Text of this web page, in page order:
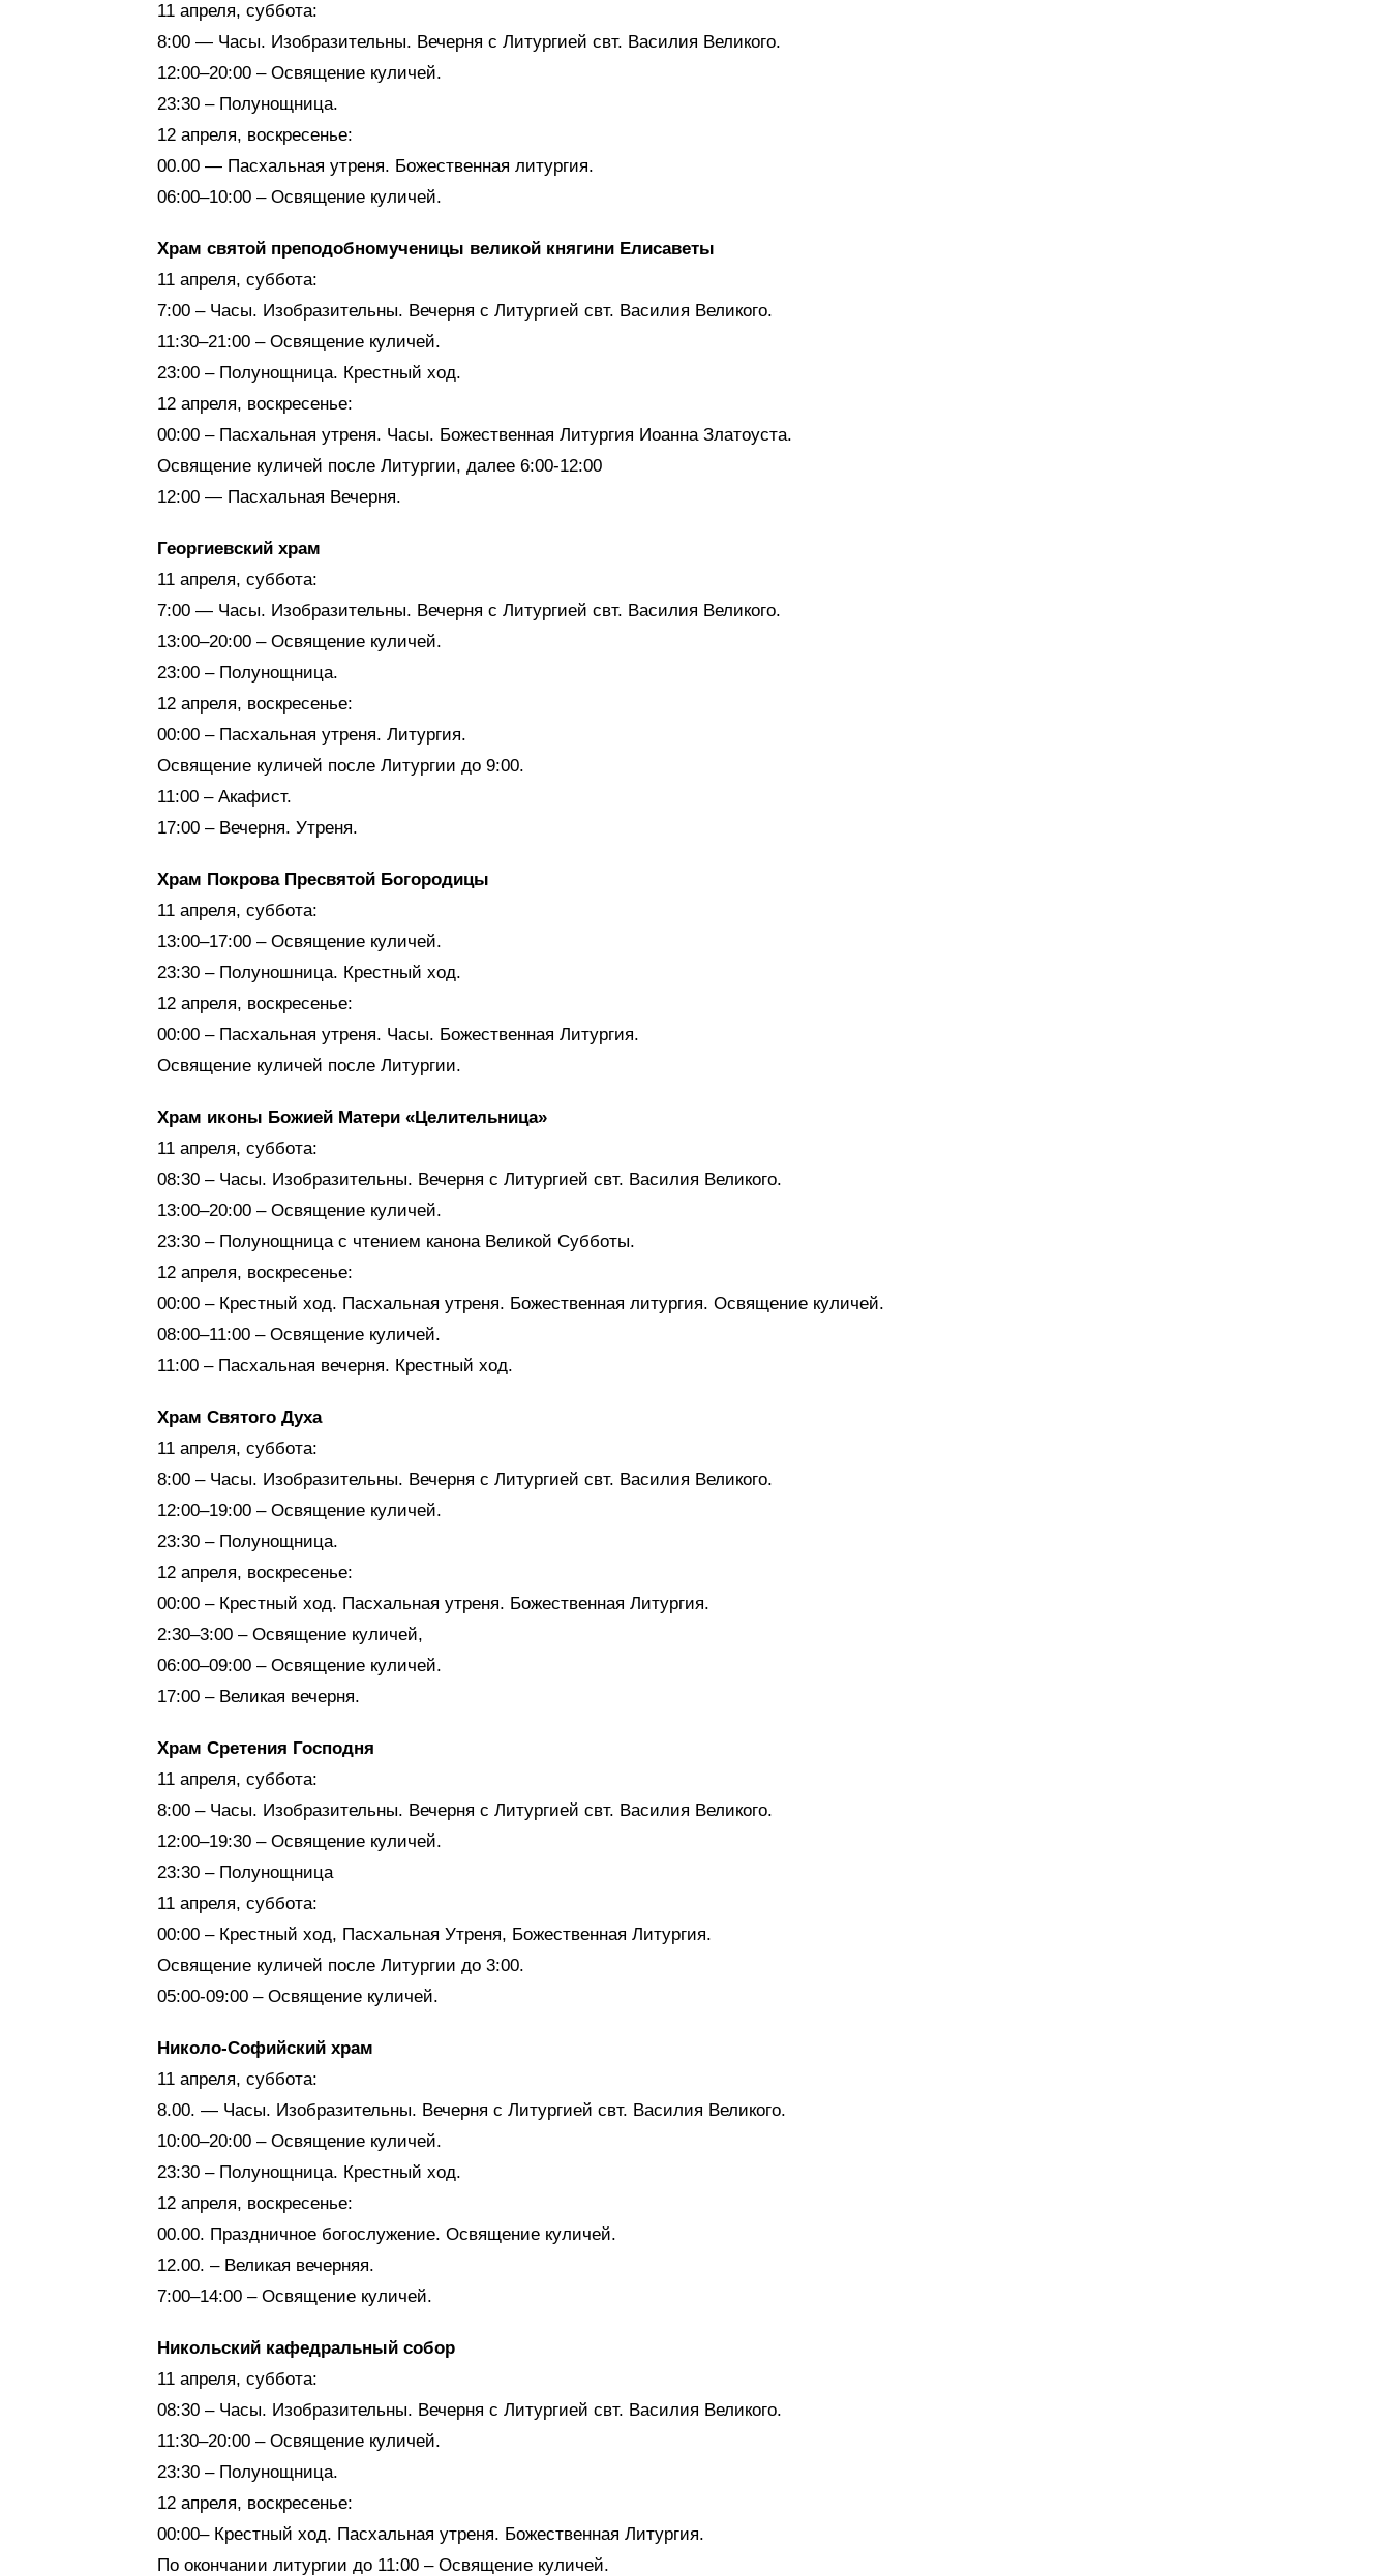
11 апреля, суббота:
8:00 — Часы. Изобразительны. Вечерня с Литургией свт. Василия Великого.
12:00–20:00 – Освящение куличей.
23:30 – Полунощница.
12 апреля, воскресенье:
00.00 — Пасхальная утреня. Божественная литургия.
06:00–10:00 – Освящение куличей.
Храм святой преподобномученицы великой княгини Елисаветы
11 апреля, суббота:
7:00 – Часы. Изобразительны. Вечерня с Литургией свт. Василия Великого.
11:30–21:00 – Освящение куличей.
23:00 – Полунощница. Крестный ход.
12 апреля, воскресенье:
00:00 – Пасхальная утреня. Часы. Божественная Литургия Иоанна Златоуста.
Освящение куличей после Литургии, далее 6:00-12:00
12:00 — Пасхальная Вечерня.
Георгиевский храм
11 апреля, суббота:
7:00 — Часы. Изобразительны. Вечерня с Литургией свт. Василия Великого.
13:00–20:00 – Освящение куличей.
23:00 – Полунощница.
12 апреля, воскресенье:
00:00 – Пасхальная утреня. Литургия.
Освящение куличей после Литургии до 9:00.
11:00 – Акафист.
17:00 – Вечерня. Утреня.
Храм Покрова Пресвятой Богородицы
11 апреля, суббота:
13:00–17:00 – Освящение куличей.
23:30 – Полуношница. Крестный ход.
12 апреля, воскресенье:
00:00 – Пасхальная утреня. Часы. Божественная Литургия.
Освящение куличей после Литургии.
Храм иконы Божией Матери «Целительница»
11 апреля, суббота:
08:30 – Часы. Изобразительны. Вечерня с Литургией свт. Василия Великого.
13:00–20:00 – Освящение куличей.
23:30 – Полунощница с чтением канона Великой Субботы.
12 апреля, воскресенье:
00:00 – Крестный ход. Пасхальная утреня. Божественная литургия. Освящение куличей.
08:00–11:00 – Освящение куличей.
11:00 – Пасхальная вечерня. Крестный ход.
Храм Святого Духа
11 апреля, суббота:
8:00 – Часы. Изобразительны. Вечерня с Литургией свт. Василия Великого.
12:00–19:00 – Освящение куличей.
23:30 – Полунощница.
12 апреля, воскресенье:
00:00 – Крестный ход. Пасхальная утреня. Божественная Литургия.
2:30–3:00 – Освящение куличей,
06:00–09:00 – Освящение куличей.
17:00 – Великая вечерня.
Храм Сретения Господня
11 апреля, суббота:
8:00 – Часы. Изобразительны. Вечерня с Литургией свт. Василия Великого.
12:00–19:30 – Освящение куличей.
23:30 – Полунощница
11 апреля, суббота:
00:00 – Крестный ход, Пасхальная Утреня, Божественная Литургия.
Освящение куличей после Литургии до 3:00.
05:00-09:00 – Освящение куличей.
Николо-Софийский храм
11 апреля, суббота:
8.00. — Часы. Изобразительны. Вечерня с Литургией свт. Василия Великого.
10:00–20:00 – Освящение куличей.
23:30 – Полунощница. Крестный ход.
12 апреля, воскресенье:
00.00. Праздничное богослужение. Освящение куличей.
12.00. – Великая вечерняя.
7:00–14:00 – Освящение куличей.
Никольский кафедральный собор
11 апреля, суббота:
08:30 – Часы. Изобразительны. Вечерня с Литургией свт. Василия Великого.
11:30–20:00 – Освящение куличей.
23:30 – Полунощница.
12 апреля, воскресенье:
00:00– Крестный ход. Пасхальная утреня. Божественная Литургия.
По окончании литургии до 11:00 – Освящение куличей.